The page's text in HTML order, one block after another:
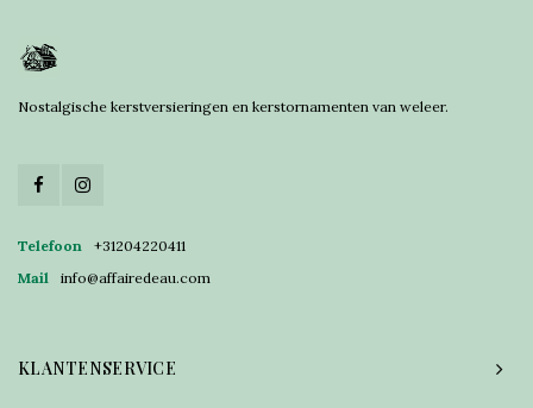
Nostalgische kerstversieringen en kerstornamenten van weleer.
Telefoon
+31204220411
Mail
info@affairedeau.com
KLANTENSERVICE